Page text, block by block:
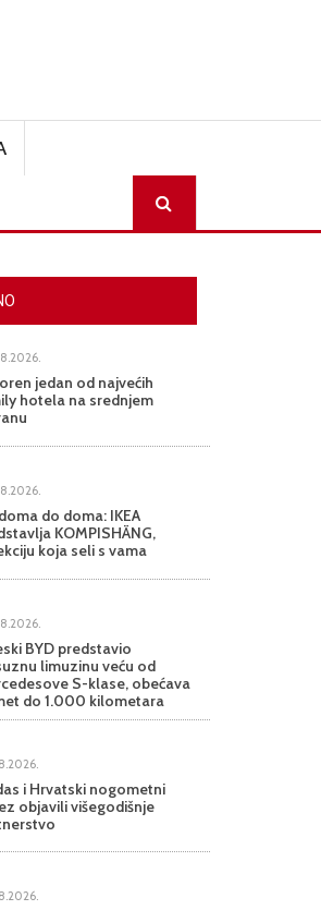
jedan od najvećih
hotela na srednjem
do doma: IKEA
KOMPISHÄNG,
koja seli s vama
BYD predstavio
limuzinu veću od
S-klase, obećava
do 1.000 kilometara
i Hrvatski nogometni
objavili višegodišnje